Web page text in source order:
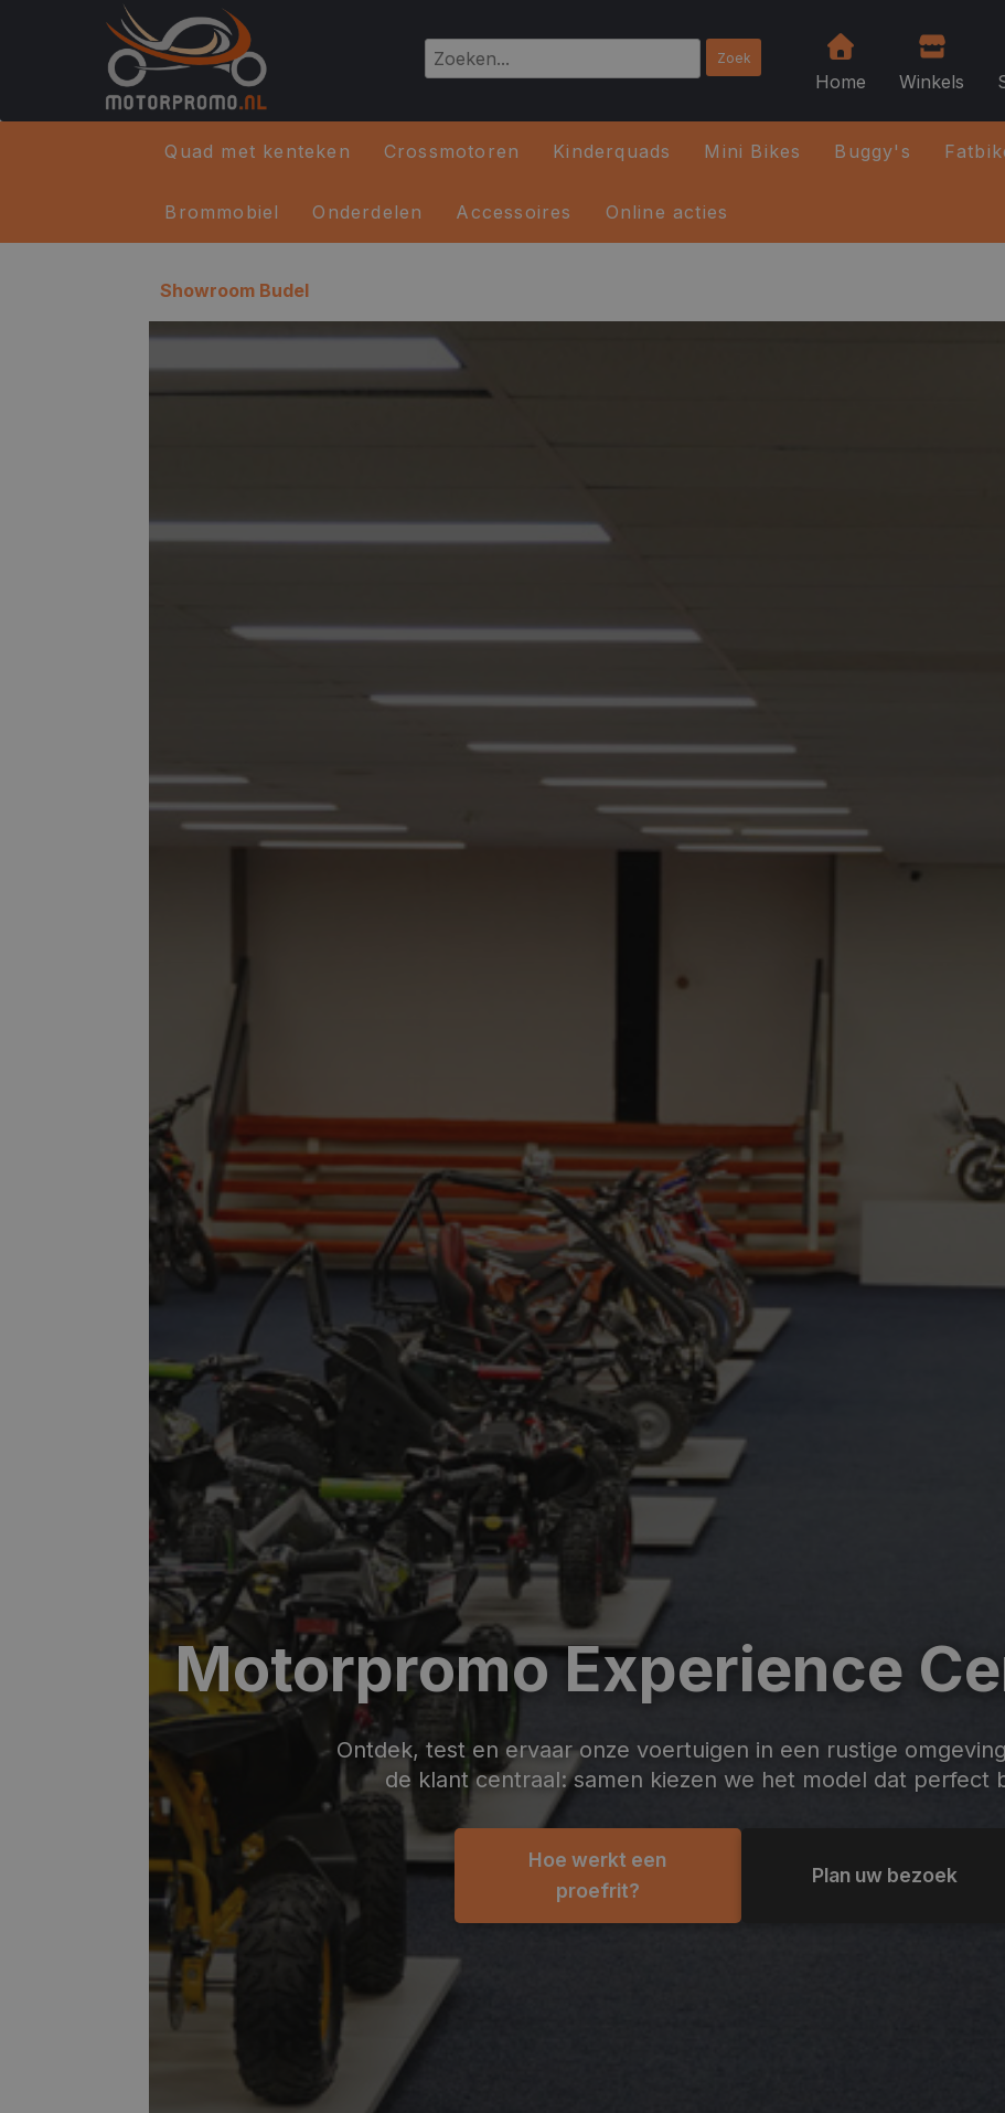
Home Winkels
Quad met kenteken Crossmotoren Kinderquads Mini Bikes Buggy's
Brommobiel Onderdelen Accessoires Online acties
Showroom Budel
Motorpromo Experience
Ontdek, test en ervaar onze voertuigen in een rustige
de klant centraal: samen kiezen we het model dat perfect
Hoe werkt een
proefrit?
Plan uw bezoek